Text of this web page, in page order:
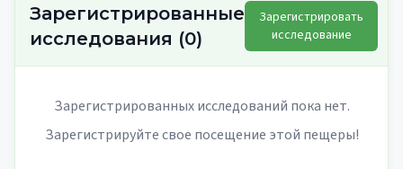
Зарегистрированные
исследования (0)
Зарегистрировать
исследование
Зарегистрированных исследований пока нет.
Зарегистрируйте свое посещение этой пещеры!